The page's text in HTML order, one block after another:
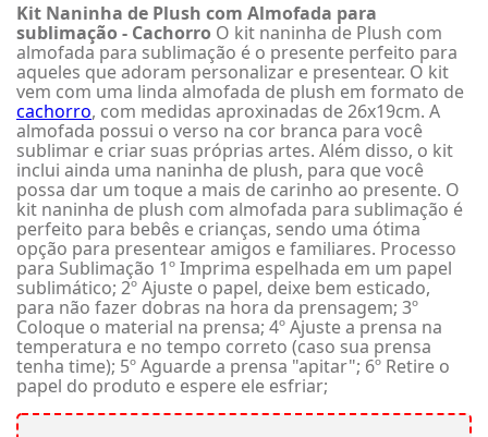
Kit Naninha de Plush com Almofada para
sublimação - Cachorro O kit naninha de Plush com
almofada para sublimação é o presente perfeito para
aqueles que adoram personalizar e presentear. O kit
vem com uma linda almofada de plush em formato de
cachorro, com medidas aproxinadas de 26x19cm. A
almofada possui o verso na cor branca para você
sublimar e criar suas próprias artes. Além disso, o kit
inclui ainda uma naninha de plush, para que você
possa dar um toque a mais de carinho ao presente. O
kit naninha de plush com almofada para sublimação é
perfeito para bebês e crianças, sendo uma ótima
opção para presentear amigos e familiares. Processo
para Sublimação 1º Imprima espelhada em um papel
sublimático; 2º Ajuste o papel, deixe bem esticado,
para não fazer dobras na hora da prensagem; 3º
Coloque o material na prensa; 4º Ajuste a prensa na
temperatura e no tempo correto (caso sua prensa
tenha time); 5º Aguarde a prensa "apitar"; 6º Retire o
papel do produto e espere ele esfriar;